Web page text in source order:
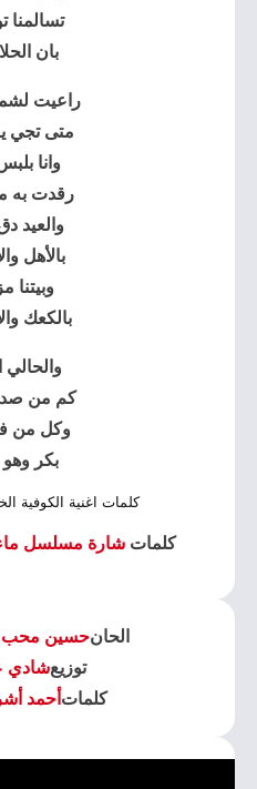
تسالمنا
بان
راعيت
متى تجي
وانا
رقدت به
والعيد
بالأهل
وبيتنا
بالكعك
والحالي
كم من
وكل من
بكر
كلمات اغنية الكوفية
كلمات شارة مسلسل
الحانحسين محب
توزيعشادي
كلمات أحمد